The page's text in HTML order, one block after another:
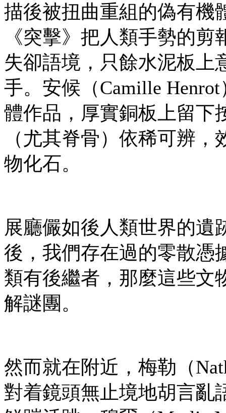
描後被扭曲重組的偽有機
《突擊》把人類手勢的
失卻語境，只餘水泥板上
手。安候（Camille
體作品，厚實銅板上留下
（尤其脊骨）依稀可辨
物化石。
展廳儼如後人類世界的遺
後，我們存在過的零散憑
類有後繼者，那麼這些文
解謎團。
然而就在附近，梅勒（
對着鏡頭無止境地胡言亂